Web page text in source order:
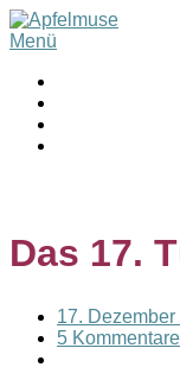
Menü
Das 17.
17. Dezember
5 Kommentare